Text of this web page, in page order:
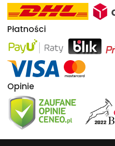
Płatności
Opinie